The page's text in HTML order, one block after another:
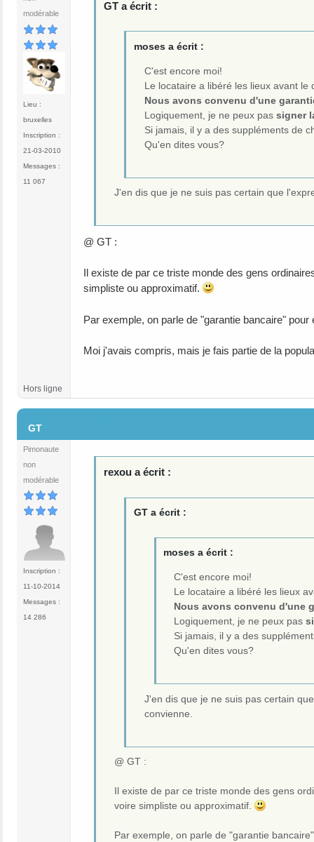
modérable
Lieu :
bruxelles
Inscription :
21-03-2010
Messages :
11 067
GT a écrit :
moses a écrit :
C'est encore moi!
Le locataire a libéré les lieux avant
Nous avons convenu d'une
Logiquement, je ne peux pas signer
Si jamais, il y a des suppléments de
Qu'en dites vous?
J'en dis que je ne suis pas certain que
@ GT :
Il existe de par ce triste monde des gens
simpliste ou approximatif.
Par exemple, on parle de "garantie bancaire"
Moi j'avais compris, mais je fais partie de la
Hors ligne
GT
Pimonaute
non
modérable
Inscription :
11-10-2014
Messages :
14 286
rexou a écrit :
GT a écrit :
moses a écrit :
C'est encore moi!
Le locataire a libéré les lieux
Nous avons convenu d'une
Logiquement, je ne peux pas
Si jamais, il y a des
Qu'en dites vous?
J'en dis que je ne suis pas certain
convienne.
@ GT :
Il existe de par ce triste monde des gens
voire simpliste ou approximatif.
Par exemple, on parle de "garantie